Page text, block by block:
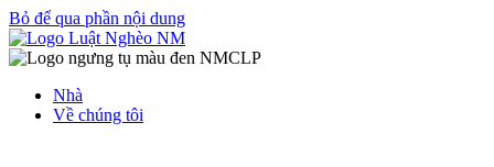
Bỏ để qua phần nội dung
Nhà
Về chúng tôi